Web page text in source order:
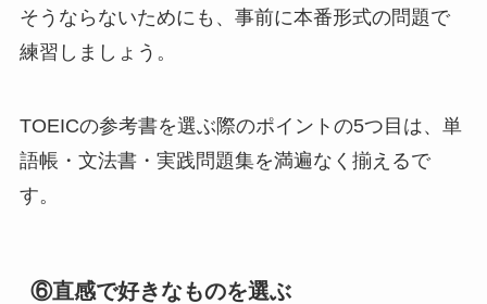
そうならないためにも、事前に本番形式の問題で
練習しましょう。
TOEICの参考書を選ぶ際のポイントの5つ目は、単
語帳・文法書・実践問題集を満遍なく揃えるで
す。
⑥直感で好きなものを選ぶ